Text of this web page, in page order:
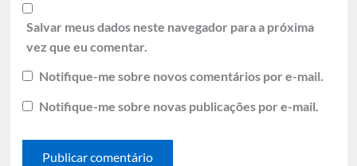
Salvar meus dados neste navegador para a próxima
vez que eu comentar.
Notifique-me sobre novos comentários por e-mail.
Notifique-me sobre novas publicações por e-mail.